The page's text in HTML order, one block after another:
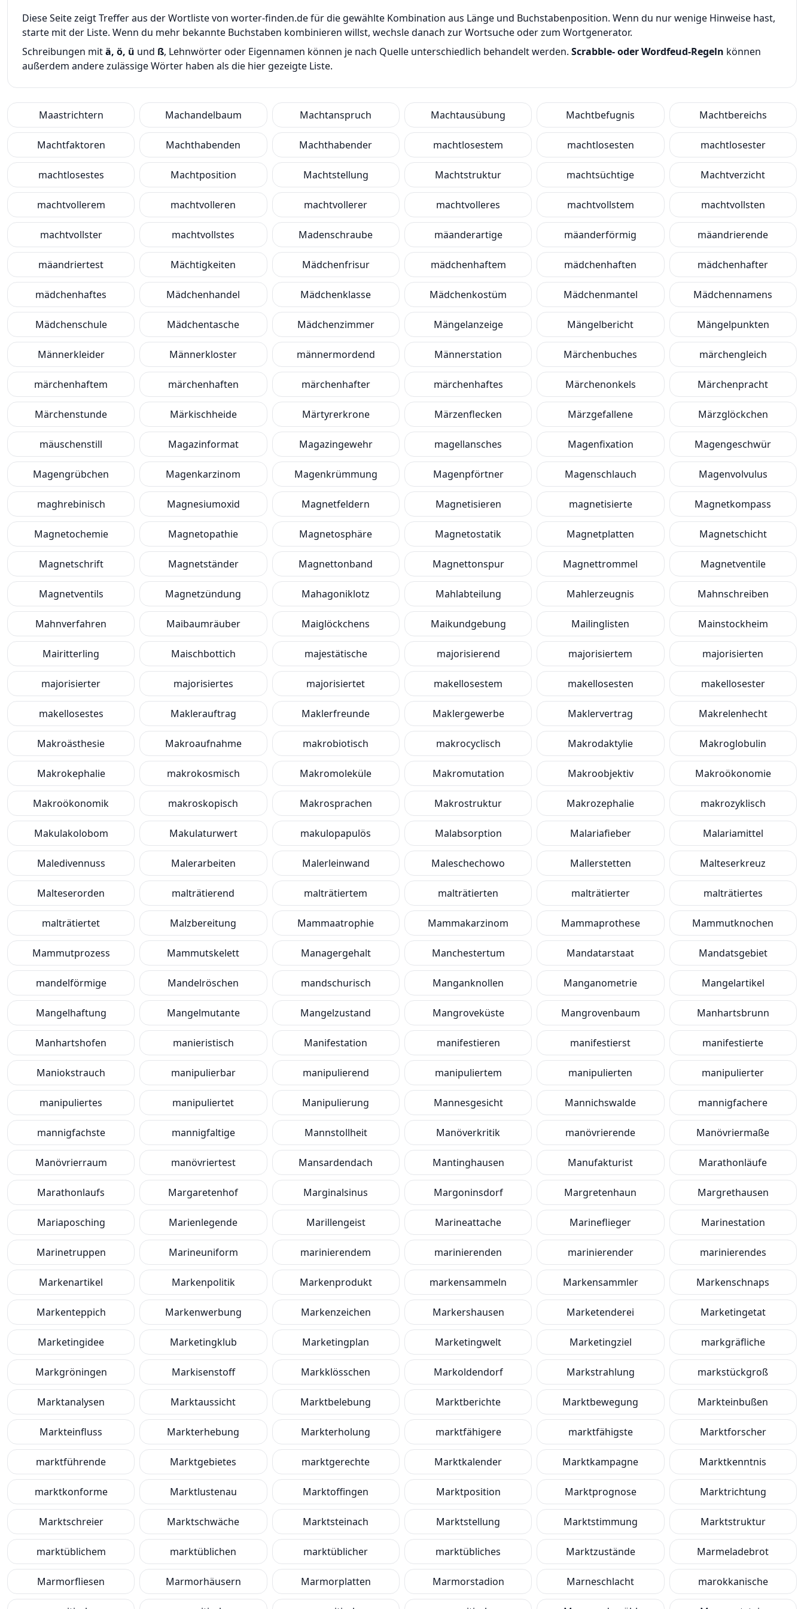
Diese Seite zeigt Treffer aus der Wortliste von worter-finden.de für die gewählte Kombination aus Länge und Buchstabenposition. Wenn du nur wenige Hinweise hast,
starte mit der Liste. Wenn du mehr bekannte Buchstaben kombinieren willst, wechsle danach zur Wortsuche oder zum Wortgenerator.
Schreibungen mitä, ö, ü und ß, Lehnwörter oder Eigennamen können je nach Quelle unterschiedlich behandelt werden. Scrabble- oder Wordfeud-Regeln können
außerdem andere zulässige Wörter haben als die hier gezeigte Liste.
Maastrichtern Machandelbaum Machtanspruch Machtausübung Machtbefugnis Machtbereichs
Machtfaktoren Machthabenden Machthabender machtlosestem machtlosesten machtlosester
machtlosestes Machtposition Machtstellung Machtstruktur machtsüchtige Machtverzicht
machtvollerem machtvolleren machtvollerer machtvolleres machtvollstem machtvollsten
machtvollster machtvollstes Madenschraube mäanderartige mäanderförmig mäandrierende
mäandriertest Mächtigkeiten Mädchenfrisur mädchenhaftem mädchenhaften mädchenhafter
mädchenhaftes Mädchenhandel Mädchenklasse Mädchenkostüm Mädchenmantel Mädchennamens
Mädchenschule Mädchentasche Mädchenzimmer Mängelanzeige Mängelbericht Mängelpunkten
Männerkleider Männerkloster männermordend Männerstation Märchenbuches märchengleich
märchenhaftem märchenhaften märchenhafter märchenhaftes Märchenonkels Märchenpracht
Märchenstunde Märkischheide Märtyrerkrone Märzenflecken Märzgefallene Märzglöckchen
mäuschenstill Magazinformat Magazingewehr magellansches Magenfixation Magengeschwür
Magengrübchen Magenkarzinom Magenkrümmung Magenpförtner Magenschlauch Magenvolvulus
maghrebinisch Magnesiumoxid Magnetfeldern Magnetisieren magnetisierte Magnetkompass
Magnetochemie Magnetopathie Magnetosphäre Magnetostatik Magnetplatten Magnetschicht
Magnetschrift Magnetständer Magnettonband Magnettonspur Magnettrommel Magnetventile
Magnetventils Magnetzündung Mahagoniklotz Mahlabteilung Mahlerzeugnis Mahnschreiben
Mahnverfahren Maibaumräuber Maiglöckchens Maikundgebung Mailinglisten Mainstockheim
Mairitterling Maischbottich majestätische majorisierend majorisiertem majorisierten
majorisierter majorisiertes majorisiertet makellosestem makellosesten makellosester
makellosestes Maklerauftrag Maklerfreunde Maklergewerbe Maklervertrag Makrelenhecht
Makroästhesie Makroaufnahme makrobiotisch makrocyclisch Makrodaktylie Makroglobulin
Makrokephalie makrokosmisch Makromoleküle Makromutation Makroobjektiv Makroökonomie
Makroökonomik makroskopisch Makrosprachen Makrostruktur Makrozephalie makrozyklisch
Makulakolobom Makulaturwert makulopapulös Malabsorption Malariafieber Malariamittel
Maledivennuss Malerarbeiten Malerleinwand Maleschechowo Mallerstetten Malteserkreuz
Malteserorden malträtierend malträtiertem malträtierten malträtierter malträtiertes
malträtiertet Malzbereitung Mammaatrophie Mammakarzinom Mammaprothese Mammutknochen
Mammutprozess Mammutskelett Managergehalt Manchestertum Mandatarstaat Mandatsgebiet
mandelförmige Mandelröschen mandschurisch Manganknollen Manganometrie Mangelartikel
Mangelhaftung Mangelmutante Mangelzustand Mangroveküste Mangrovenbaum Manhartsbrunn
Manhartshofen manieristisch Manifestation manifestieren manifestierst manifestierte
Maniokstrauch manipulierbar manipulierend manipuliertem manipulierten manipulierter
manipuliertes manipuliertet Manipulierung Mannesgesicht Mannichswalde mannigfachere
mannigfachste mannigfaltige Mannstollheit Manöverkritik manövrierende Manövriermaße
Manövrierraum manövriertest Mansardendach Mantinghausen Manufakturist Marathonläufe
Marathonlaufs Margaretenhof Marginalsinus Margoninsdorf Margretenhaun Margrethausen
Mariaposching Marienlegende Marillengeist Marineattache Marineflieger Marinestation
Marinetruppen Marineuniform marinierendem marinierenden marinierender marinierendes
Markenartikel Markenpolitik Markenprodukt markensammeln Markensammler Markenschnaps
Markenteppich Markenwerbung Markenzeichen Markershausen Marketenderei Marketingetat
Marketingidee Marketingklub Marketingplan Marketingwelt Marketingziel markgräfliche
Markgröningen Markisenstoff Markklösschen Markoldendorf Markstrahlung markstückgroß
Marktanalysen Marktaussicht Marktbelebung Marktberichte Marktbewegung Markteinbußen
Markteinfluss Markterhebung Markterholung marktfähigere marktfähigste Marktforscher
marktführende Marktgebietes marktgerechte Marktkalender Marktkampagne Marktkenntnis
marktkonforme Marktlustenau Marktoffingen Marktposition Marktprognose Marktrichtung
Marktschreier Marktschwäche Marktsteinach Marktstellung Marktstimmung Marktstruktur
marktüblichem marktüblichen marktüblicher marktübliches Marktzustände Marmeladebrot
Marmorfliesen Marmorhäusern Marmorplatten Marmorstadion Marneschlacht marokkanische